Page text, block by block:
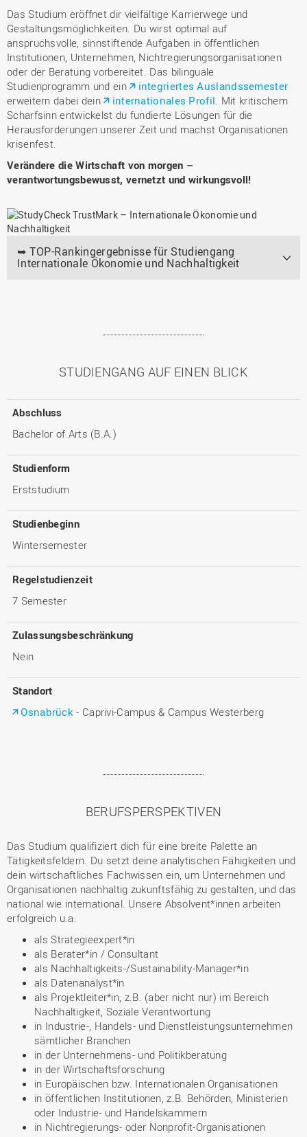
Das Studium eröffnet dir vielfältige Karrierwege und
Gestaltungsmöglichkeiten. Du wirst optimal auf
anspruchsvolle, sinnstiftende Aufgaben in öffentlichen
Institutionen, Unternehmen, Nichtregierungsorganisationen
oder der Beratung vorbereitet. Das bilinguale
Studienprogramm und ein
integriertes Auslandssemester
erweitern dabei dein
internationales Profil . Mit kritischem
Scharfsinn entwickelst du fundierte Lösungen für die
Herausforderungen unserer Zeit und machst Organisationen
krisenfest.
Verändere die Wirtschaft von morgen –
verantwortungsbewusst, vernetzt und wirkungsvoll!
➥ TOP-Rankingergebnisse für Studiengang
Internationale Ökonomie und Nachhaltigkeit
STUDIENGANG AUF EINEN BLICK
Abschluss
Bachelor of Arts (B.A.)
Studienform
Erststudium
Studienbeginn
Wintersemester
Regelstudienzeit
7 Semester
Zulassungsbeschränkung
Nein
Standort
Osnabrück - Caprivi-Campus & Campus Westerberg
BERUFSPERSPEKTIVEN
Das Studium qualifiziert dich für eine breite Palette an
Tätigkeitsfeldern. Du setzt deine analytischen Fähigkeiten und
dein wirtschaftliches Fachwissen ein, um Unternehmen und
Organisationen nachhaltig zukunftsfähig zu gestalten, und das
national wie international. Unsere Absolvent*innen arbeiten
erfolgreich u.a.
als Strategieexpert*in
als Berater*in / Consultant
als Nachhaltigkeits-/Sustainability-Manager*in
als Datenanalyst*in
als Projektleiter*in, z.B. (aber nicht nur) im Bereich
Nachhaltigkeit, Soziale Verantwortung
in Industrie-, Handels- und Dienstleistungsunternehmen
sämtlicher Branchen
in der Unternehmens- und Politikberatung
in der Wirtschaftsforschung
in Europäischen bzw. Internationalen Organisationen
in öffentlichen Institutionen, z.B. Behörden, Ministerien
oder Industrie- und Handelskammern
in Nichtregierungs- oder Nonprofit-Organisationen